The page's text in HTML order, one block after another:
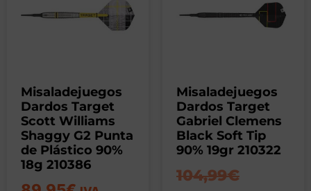
Misaladejuegos
Dardos Target
Scott Williams
Shaggy G2 Punta
de Plástico 90%
18g 210386
Misaladejuegos
Dardos Target
Gabriel Clemens
Black Soft Tip
90% 19gr 210322
104,99€